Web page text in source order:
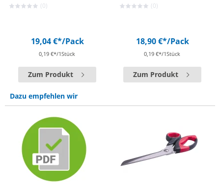
(0)
19,04 €*/Pack
0,19 €*/1Stück
Zum Produkt
(0)
18,90 €*/Pack
0,19 €*/1Stück
Zum Produkt
Dazu empfehlen wir